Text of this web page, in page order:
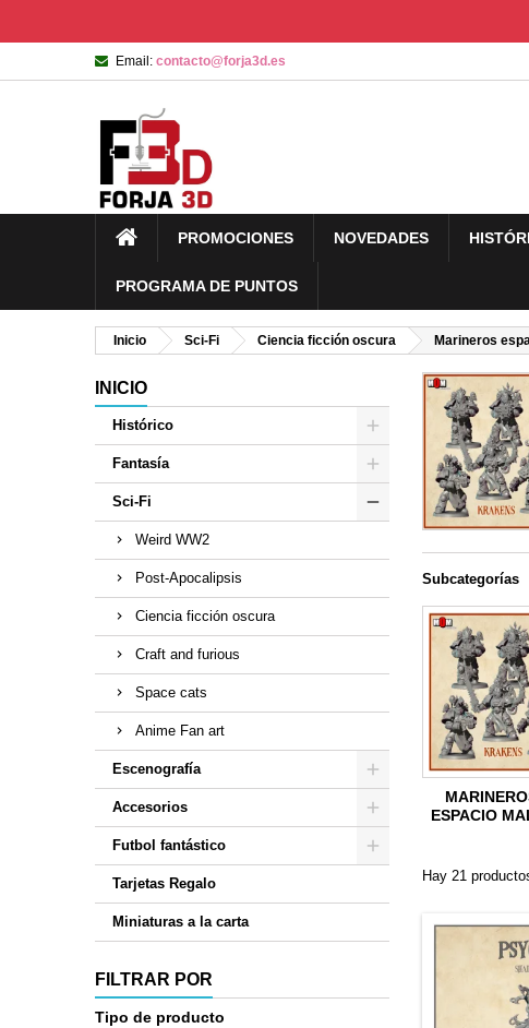
Email: contacto@forja3d.es
PROMOCIONES NOVEDADES
PROGRAMA DE PUNTOS
Inicio Sci-Fi Ciencia ficción oscura Marineros
INICIO
Histórico
Fantasía
Sci-Fi
Weird WW2
Post-Apocalipsis
Ciencia ficción oscura
Craft and furious
Space cats
Anime Fan art
Escenografía
Accesorios
Futbol fantástico
Tarjetas Regalo
Miniaturas a la carta
FILTRAR POR
Tipo de producto
Subcategorías
ESPACIO
Hay 21